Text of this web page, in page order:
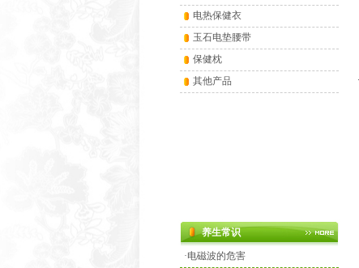
电热保健衣
玉石电垫腰带
保健枕
其他产品
养生常识
·电磁波的危害